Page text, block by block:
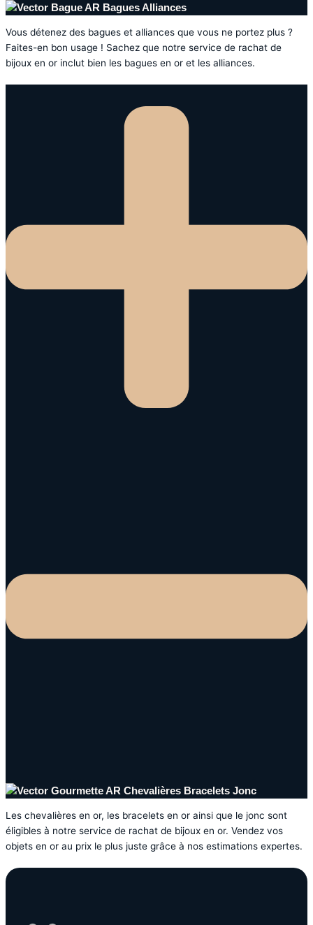
Bagues Alliances
Vous détenez des bagues et alliances que vous ne portez plus ?
Faites-en bon usage ! Sachez que notre service de rachat de
bijoux en or inclut bien les bagues en or et les alliances.
Chevalières Bracelets Jonc
Les chevalières en or, les bracelets en or ainsi que le jonc sont
éligibles à notre service de rachat de bijoux en or. Vendez vos
objets en or au prix le plus juste grâce à nos estimations expertes.